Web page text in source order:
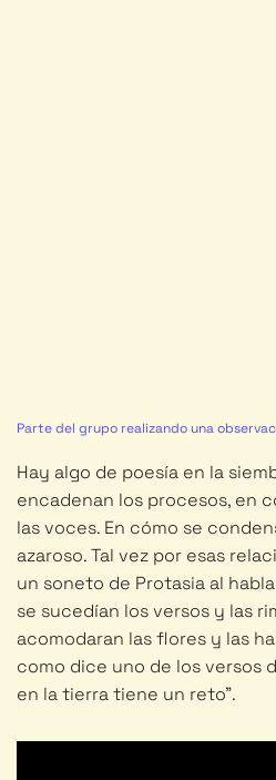
Parte del grupo realizando una
Hay algo de poesía en la
encadenan los procesos, en
las voces. En cómo se
azaroso. Tal vez por esas
un soneto de Protasia al
se sucedían los versos y las
acomodaran las flores y las
como dice uno de los versos
en la tierra tiene un reto”.